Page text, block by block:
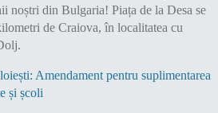
noștri din Bulgaria! Piața de la Desa se
de Craiova, în localitatea cu
Amendament pentru suplimentarea
și școli